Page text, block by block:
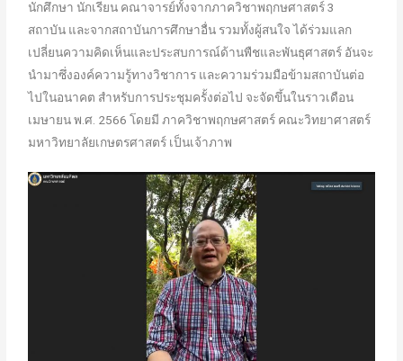
นักศึกษา นักเรียน คณาจารย์ทั้งจากภาควิชาพฤกษศาสตร์ 3
สถาบัน และจากสถาบันการศึกษาอื่น รวมทั้งผู้สนใจ ได้ร่วมแลก
เปลี่ยนความคิดเห็นและประสบการณ์ด้านพืชและพันธุศาสตร์ อันจะ
นำมาซึ่งองค์ความรู้ทางวิชาการ และความร่วมมือข้ามสถาบันต่อ
ไปในอนาคต สำหรับการประชุมครั้งต่อไป จะจัดขึ้นในราวเดือน
เมษายน พ.ศ. 2566 โดยมี ภาควิชาพฤกษศาสตร์ คณะวิทยาศาสตร์
มหาวิทยาลัยเกษตรศาสตร์ เป็นเจ้าภาพ